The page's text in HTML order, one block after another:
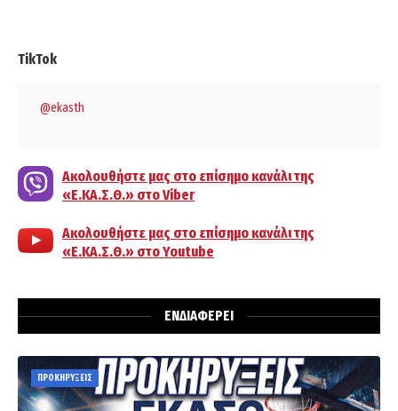
TikTok
@ekasth
Ακολουθήστε μας στο επίσημο κανάλι της
«Ε.ΚΑ.Σ.Θ.» στο Viber
Ακολουθήστε μας στο επίσημο κανάλι της
«Ε.ΚΑ.Σ.Θ.» στο Youtube
ΕΝΔΙΑΦΕΡΕΙ
ΠΡΟΚΗΡΥΞΕΙΣ